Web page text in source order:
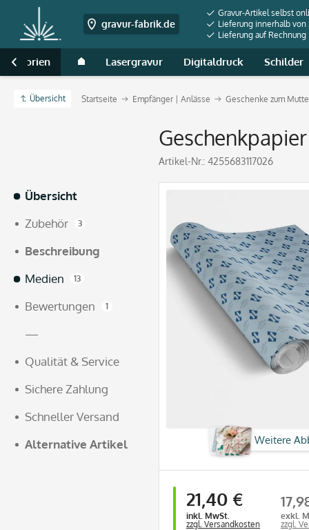
gravur-fabrik.de
Gravur-Artikel selbst
Lieferung innerhalb von
Lieferung auf Rechnung
Lasergravur Digitaldruck Schilder

Übersicht Startseite Empfänger | Anlässe Geschenke zum
Artikel-Nr.: 4255683117026
Übersicht
Zubehör
3
Beschreibung
Medien
13
Bewertungen 1
—
Qualität & Service
Sichere Zahlung
Schneller Versand
Alternative Artikel
Weitere
21,40 €
inkl. MwSt.
zzgl. Versandkosten
exkl.
zzgl.